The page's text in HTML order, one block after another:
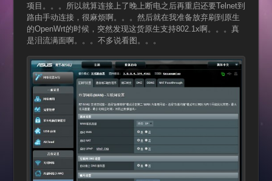
项目。。。所以就算连接上了晚上断电之后再重启还要Telnet到
路由手动连接，很麻烦啊。。。然后就在我准备放弃刷到原生
的OpenWrt的时候，突然发现这货原生支持802.1x啊。。。真
是泪流满面啊。。。不多说看图。。。